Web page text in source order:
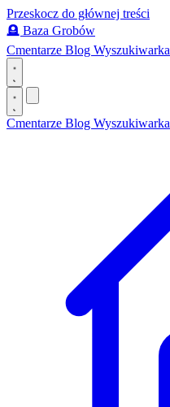
Przeskocz do głównej treści
🪦 Baza Grobów
Cmentarze Blog Wyszukiwarka
Cmentarze Blog Wyszukiwarka